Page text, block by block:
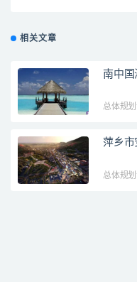
相关文章
南中国
总体规
萍乡市
总体规